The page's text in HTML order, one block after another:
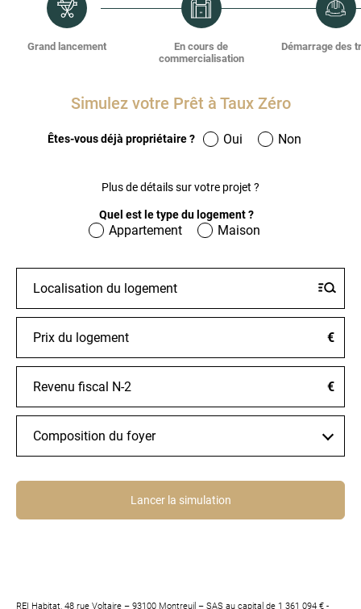
Grand lancement
En cours de
commercialisation
Démarrage des
Simulez votre Prêt à Taux Zéro
Êtes-vous déjà propriétaire ? Oui Non
Plus de détails sur votre projet ?
Quel est le type du logement ?
Appartement Maison
€
€
Composition du foyer
Lancer la simulation
REI Habitat, 48 rue Voltaire – 93100 Montreuil – SAS au capital de 1 361 094 € -